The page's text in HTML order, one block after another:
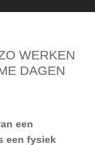
WERKEN
DAGEN
een
een fysiek